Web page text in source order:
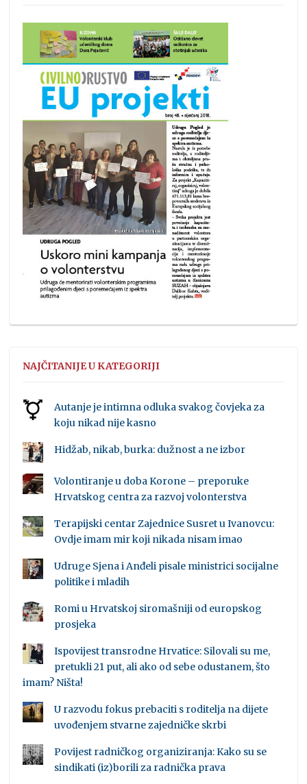
NAJČITANIJE U KATEGORIJI
Autanje je intimna odluka svakog čovjeka za
koju nikad nije kasno
Hidžab, nikab, burka: dužnost a ne izbor
Volontiranje u doba Korone – preporuke
Hrvatskog centra za razvoj volonterstva
Terapijski centar Zajednice Susret u Ivanovcu:
Ovdje imam mir koji nikada nisam imao
Udruge Sjena i Anđeli pisale ministrici socijalne
politike i mladih
Romi u Hrvatskoj siromašniji od europskog
prosjeka
Ispovijest transrodne Hrvatice: Silovali su me,
pretukli 21 put, ali ako od sebe odustanem, što
imam? Ništa!
U razvodu fokus prebaciti s roditelja na dijete
uvođenjem stvarne zajedničke skrbi
Povijest radničkog organiziranja: Kako su se
sindikati (iz)borili za radnička prava